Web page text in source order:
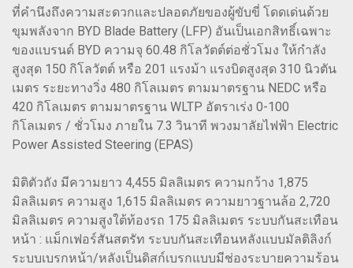
ที่คำนึงถึงความสะดวกและปลอดภัยของผู้ขับขี่ โดดเด่นด้วย
ขุมพลังจาก BYD Blade Battery (LFP) อันเป็นเอกสิทธิ์เฉพาะ
ของแบรนด์ BYD ความจุ 60.48 กิโลวัตต์ต่อชั่วโมง ให้กำลัง
สูงสุด 150 กิโลวัตต์ หรือ 201 แรงม้า แรงบิดสูงสุด 310 นิวตัน
เมตร ระยะทางวิ่ง 480 กิโลเมตร ตามมาตรฐาน NEDC หรือ
420 กิโลเมตร ตามมาตรฐาน WLTP อัตราเร่ง 0-100
กิโลเมตร / ชั่วโมง ภายใน 7.3 วินาที พวงมาลัยไฟฟ้า Electric
Power Assisted Steering (EPAS)
มิติตัวถัง มีความยาว 4,455 มิลลิเมตร ความกว้าง 1,875
มิลลิเมตร ความสูง 1,615 มิลลิเมตร ความยาวฐานล้อ 2,720
มิลลิเมตร ความสูงใต้ท้องรถ 175 มิลลิเมตร ระบบกันสะเทือน
หน้า : แม็กเฟอร์สันสตรัท ระบบกันสะเทือนหลังแบบมัลติลิงก์
ระบบเบรกหน้า/หลังเป็นดิสก์เบรกแบบมีช่องระบายความร้อน